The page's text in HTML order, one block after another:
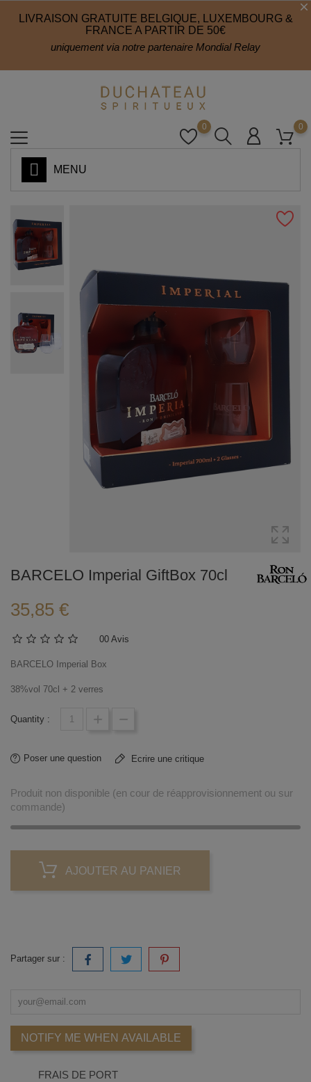
LIVRAISON GRATUITE BELGIQUE, LUXEMBOURG &
FRANCE A PARTIR DE 50€
uniquement via notre partenaire Mondial Relay
0
0
MENU
BARCELO Imperial GiftBox 70cl
35,85 €
00 Avis
BARCELO Imperial Box
38%vol 70cl + 2 verres
Quantity :
Poser une question Ecrire une critique
Produit non disponible (en cour de réapprovisionnement ou sur
commande)
AJOUTER AU PANIER
Partager sur :
NOTIFY ME WHEN AVAILABLE
FRAIS DE PORT